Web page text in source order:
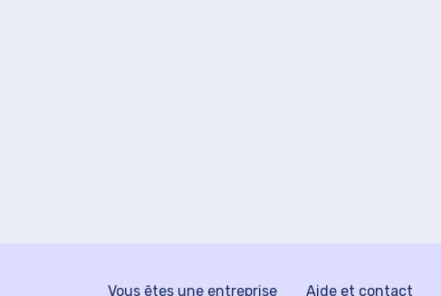
Vous êtes une entreprise Aide et contact